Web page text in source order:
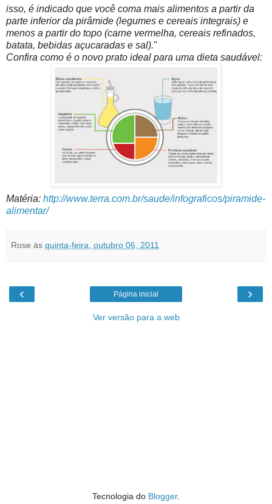
isso, é indicado que você coma mais alimentos a partir da
parte inferior da pirâmide (legumes e cereais integrais) e
menos a partir do topo (carne vermelha, cereais refinados,
batata, bebidas açucaradas e sal)."
Confira como é o novo prato ideal para uma dieta saudável:
Matéria: http://www.terra.com.br/saude/infograficos/piramide-
alimentar/
Rose às quinta-feira, outubro 06, 2011
‹ ›
Página inicial
Ver versão para a web
Tecnologia do Blogger.